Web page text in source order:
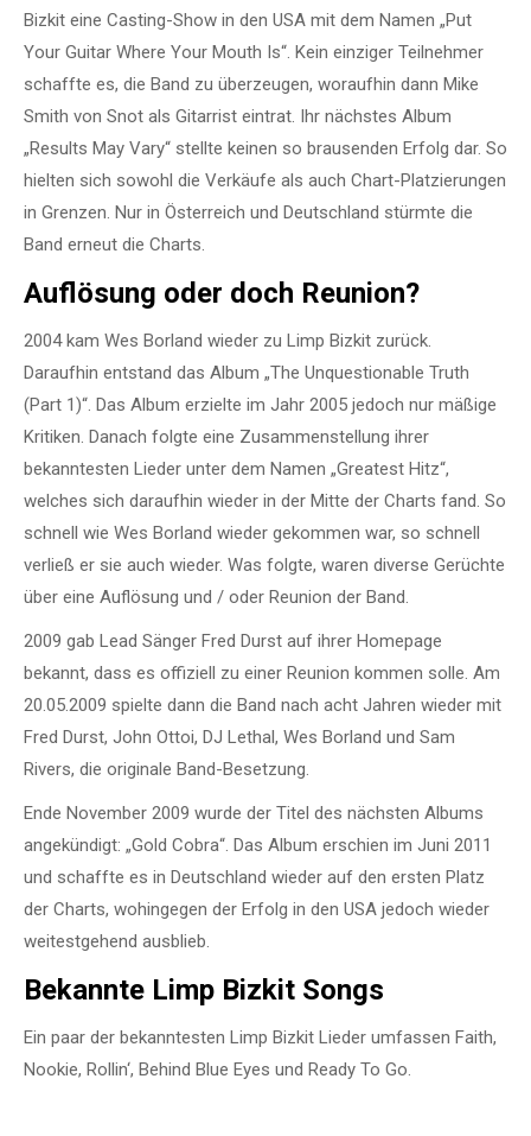
Bizkit eine Casting-Show in den USA mit dem Namen „Put
Your Guitar Where Your Mouth Is“. Kein einziger Teilnehmer
schaffte es, die Band zu überzeugen, woraufhin dann Mike
Smith von Snot als Gitarrist eintrat. Ihr nächstes Album
„Results May Vary“ stellte keinen so brausenden Erfolg dar. So
hielten sich sowohl die Verkäufe als auch Chart-Platzierungen
in Grenzen. Nur in Österreich und Deutschland stürmte die
Band erneut die Charts.
Auflösung oder doch Reunion?
2004 kam Wes Borland wieder zu Limp Bizkit zurück.
Daraufhin entstand das Album „The Unquestionable Truth
(Part 1)“. Das Album erzielte im Jahr 2005 jedoch nur mäßige
Kritiken. Danach folgte eine Zusammenstellung ihrer
bekanntesten Lieder unter dem Namen „Greatest Hitz“,
welches sich daraufhin wieder in der Mitte der Charts fand. So
schnell wie Wes Borland wieder gekommen war, so schnell
verließ er sie auch wieder. Was folgte, waren diverse Gerüchte
über eine Auflösung und / oder Reunion der Band.
2009 gab Lead Sänger Fred Durst auf ihrer Homepage
bekannt, dass es offiziell zu einer Reunion kommen solle. Am
20.05.2009 spielte dann die Band nach acht Jahren wieder mit
Fred Durst, John Ottoi, DJ Lethal, Wes Borland und Sam
Rivers, die originale Band-Besetzung.
Ende November 2009 wurde der Titel des nächsten Albums
angekündigt: „Gold Cobra“. Das Album erschien im Juni 2011
und schaffte es in Deutschland wieder auf den ersten Platz
der Charts, wohingegen der Erfolg in den USA jedoch wieder
weitestgehend ausblieb.
Bekannte Limp Bizkit Songs
Ein paar der bekanntesten Limp Bizkit Lieder umfassen Faith,
Nookie, Rollin‘, Behind Blue Eyes und Ready To Go.